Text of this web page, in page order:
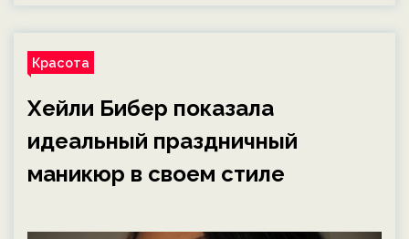
Красота
Хейли Бибер показала
идеальный праздничный
маникюр в своем стиле